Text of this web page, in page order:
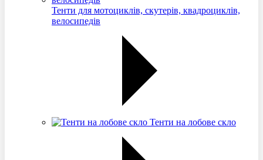
Тенти для мотоциклів, скутерів, квадроциклів,
велосипедів
Тенти на лобове скло